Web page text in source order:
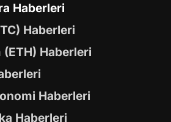
Haberleri
Haberleri
Haberleri
Haberleri
Haberleri